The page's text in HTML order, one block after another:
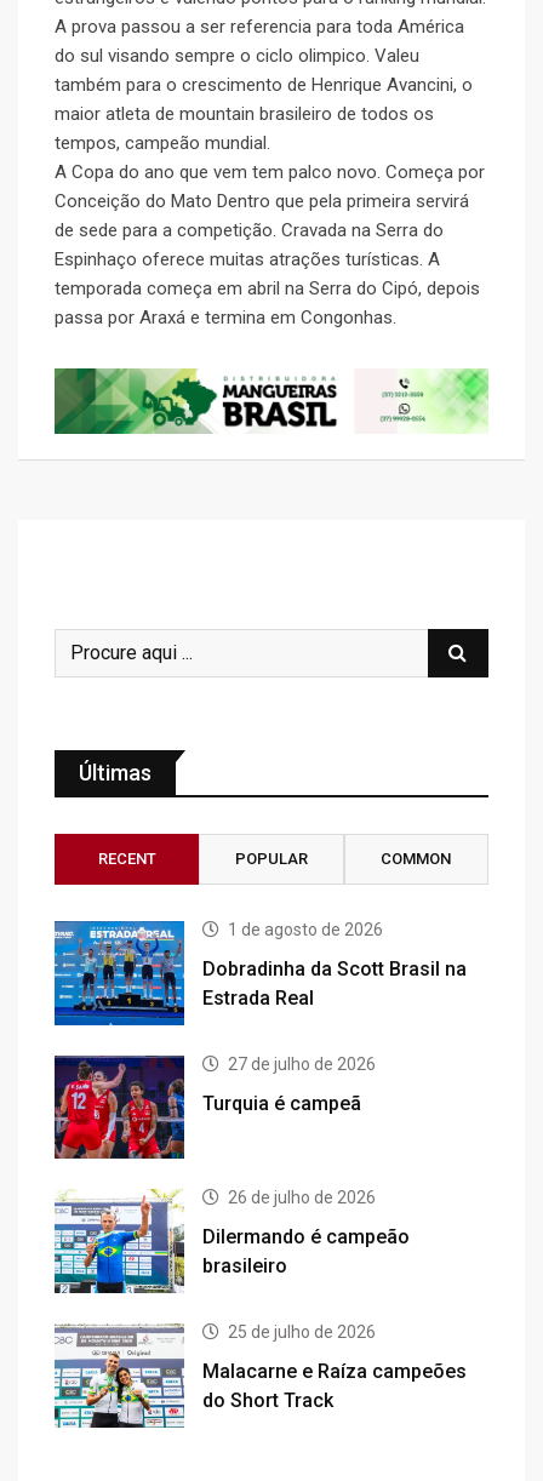
A prova passou a ser referencia para toda América
do sul visando sempre o ciclo olimpico. Valeu
também para o crescimento de Henrique Avancini, o
maior atleta de mountain brasileiro de todos os
tempos, campeão mundial.
A Copa do ano que vem tem palco novo. Começa por
Conceição do Mato Dentro que pela primeira servirá
de sede para a competição. Cravada na Serra do
Espinhaço oferece muitas atrações turísticas. A
temporada começa em abril na Serra do Cipó, depois
passa por Araxá e termina em Congonhas.
Últimas
RECENT POPULAR COMMON
1 de agosto de 2026
Dobradinha da Scott Brasil na
Estrada Real
27 de julho de 2026
Turquia é campeã
26 de julho de 2026
Dilermando é campeão
brasileiro
25 de julho de 2026
Malacarne e Raíza campeões
do Short Track